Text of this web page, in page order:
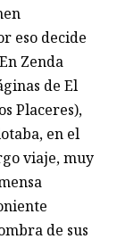
eso decide
Zenda
de El
Placeres),
en el
viaje, muy
de sus